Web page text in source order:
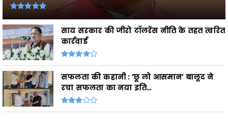
साय सरकार की जीरो टॉलरेंस नीति के तहत त्वरित
कार्रवाई
सफलता की कहानी : ‘छू लो आसमान’ बालूद ने
रचा सफलता का नया इति...